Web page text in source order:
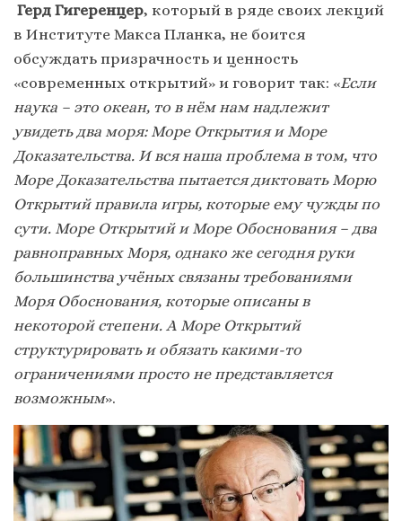
Герд Гигеренцер, который в ряде своих лекций
в Институте Макса Планка, не боится
обсуждать призрачность и ценность
«современных открытий» и говорит так: «Если
наука – это океан, то в нём нам надлежит
увидеть два моря: Море Открытия и Море
Доказательства. И вся наша проблема в том, что
Море Доказательства пытается диктовать Морю
Открытий правила игры, которые ему чужды по
сути. Море Открытий и Море Обоснования – два
равноправных Моря, однако же сегодня руки
большинства учёных связаны требованиями
Моря Обоснования, которые описаны в
некоторой степени. А Море Открытий
структурировать и обязать какими-то
ограничениями просто не представляется
возможным».